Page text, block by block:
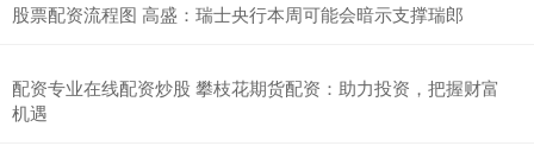
股票配资流程图 高盛：瑞士央行本周可能会暗示支撑瑞郎
配资专业在线配资炒股 攀枝花期货配资：助力投资，把握财富
机遇